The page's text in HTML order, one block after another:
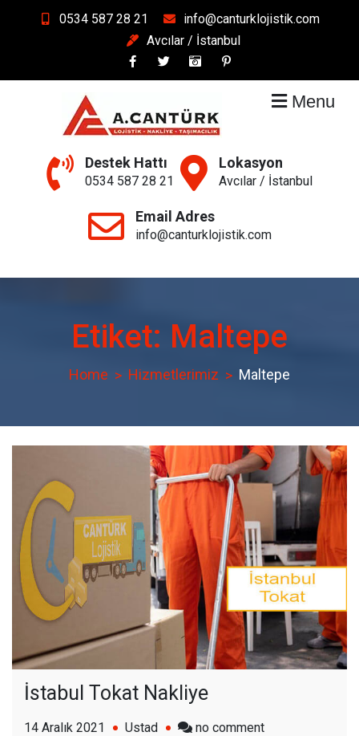
0534 587 28 21
info@canturklojistik.com
Avcılar / İstanbul
A.Cantürk Lojistik &
Nakliyat
Menu
Destek Hattı
0534 587 28 21
Lokasyon
Avcılar / İstanbul
Email Adres
info@canturklojistik.com
Etiket: Maltepe
Home Hizmetlerimiz Maltepe
İstabul Tokat Nakliye
14 Aralık 2021 Ustad no commenton